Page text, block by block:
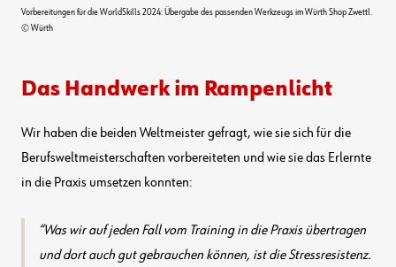
Vorbereitungen für die WorldSkills 2024: Übergabe des passenden Werkzeugs im Würth Shop Zwettl.
© Würth
Das Handwerk im Rampenlicht
Wir haben die beiden Weltmeister gefragt, wie sie sich für die
Berufsweltmeisterschaften vorbereiteten und wie sie das Erlernte
in die Praxis umsetzen konnten:
Was wir auf jeden Fall vom Training in die Praxis übertragen
und dort auch gut gebrauchen können, ist die Stressresistenz.